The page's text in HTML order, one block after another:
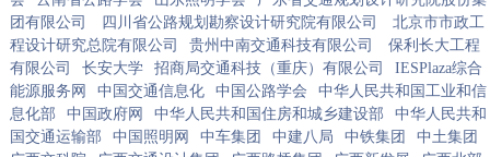
有限公司
长安大学 招商局交通科技（重庆）有限公司
IESPlaza综合
能源服务网
中国交通信息化 中国公路学会
中华人民共和国工业和信
息化部
中国政府网 中华人民共和国住房和城乡建设部
中华人民共和
国交通运输部
中国照明网 中车集团 中建八局 中铁集团
中土集团
广西交科院
广西交通设计集团 广西路桥集团 广西新发展
广西北部
湾投资集团
政采云